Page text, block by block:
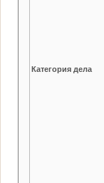
Категория дела